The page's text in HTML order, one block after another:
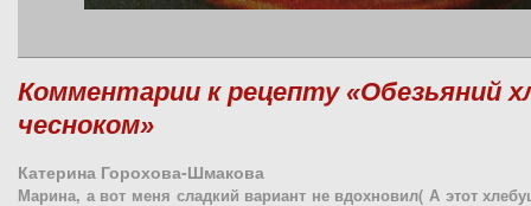
Комментарии к рецепту «Обезьяний
чесноком»
Катерина Горохова-Шмакова
Марина, а вот меня сладкий вариант не вдохновил( А этот